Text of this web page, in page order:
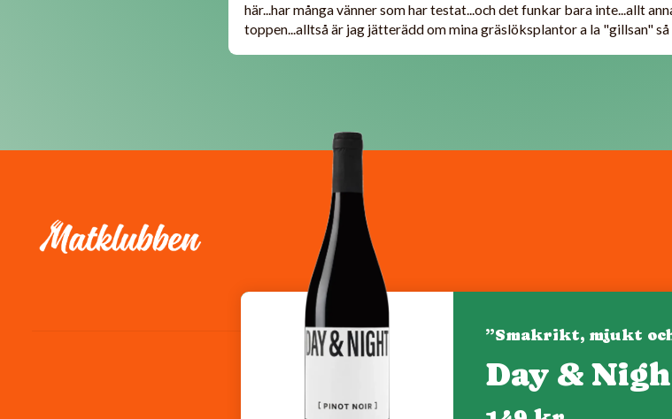
här...har många vänner som har testat...och det funkar bara inte...allt
toppen...alltså är jag jätterädd om mina gräslöksplantor a la "gillsan"
Denna webbplats drivs av
© 2026 mytaste.se
”Smakrikt, mjukt
Day &